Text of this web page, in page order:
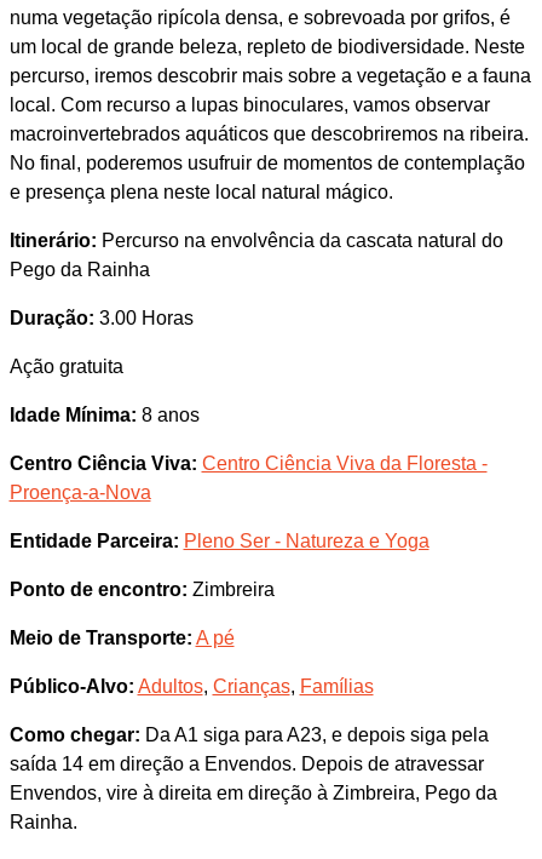
numa vegetação ripícola densa, e sobrevoada por grifos, é
um local de grande beleza, repleto de biodiversidade. Neste
percurso, iremos descobrir mais sobre a vegetação e a fauna
local. Com recurso a lupas binoculares, vamos observar
macroinvertebrados aquáticos que descobriremos na ribeira.
No final, poderemos usufruir de momentos de contemplação
e presença plena neste local natural mágico.
Itinerário: Percurso na envolvência da cascata natural do
Pego da Rainha
Duração: 3.00 Horas
Ação gratuita
Idade Mínima: 8 anos
Centro Ciência Viva: Centro Ciência Viva da Floresta -
Proença-a-Nova
Entidade Parceira: Pleno Ser - Natureza e Yoga
Ponto de encontro: Zimbreira
Meio de Transporte: A pé
Público-Alvo: Adultos, Crianças, Famílias
Como chegar: Da A1 siga para A23, e depois siga pela
saída 14 em direção a Envendos. Depois de atravessar
Envendos, vire à direita em direção à Zimbreira, Pego da
Rainha.